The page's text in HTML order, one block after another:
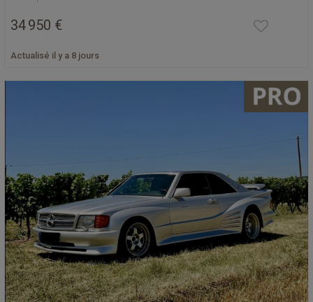
34 950 €
Actualisé il y a 8 jours